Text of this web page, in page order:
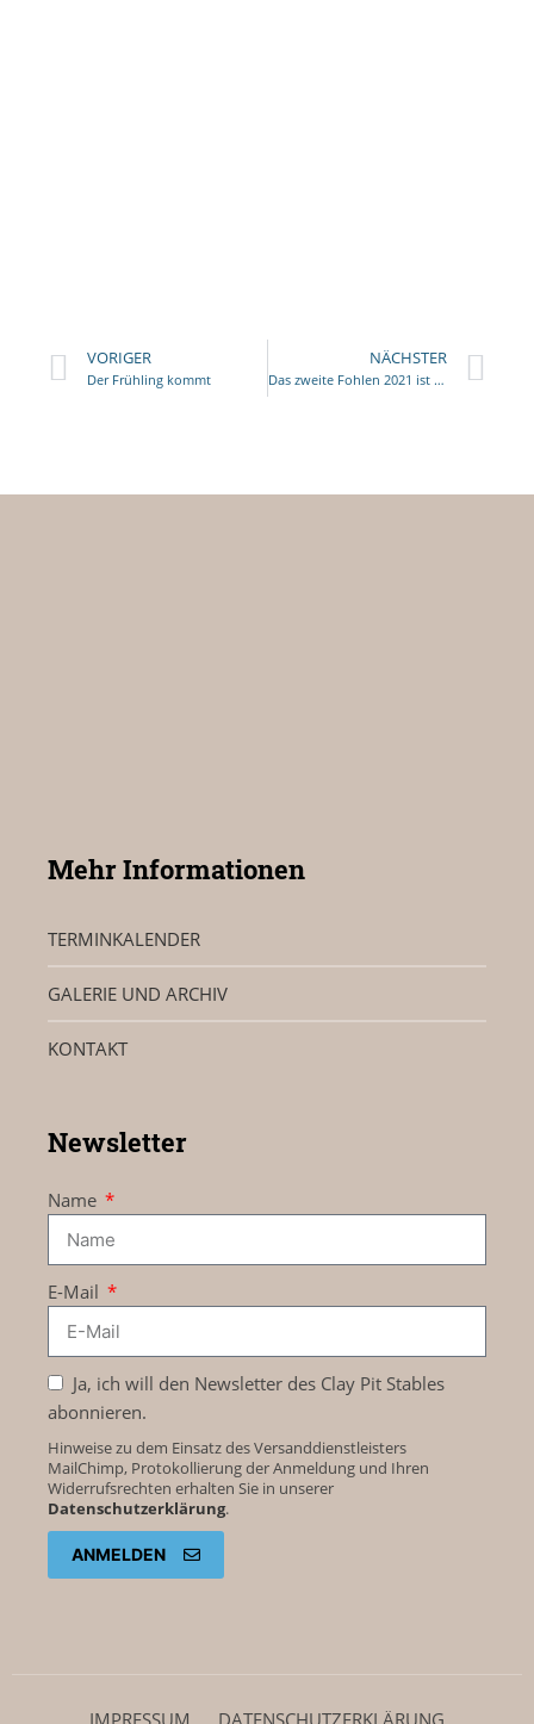
VORIGER
Der Frühling kommt
NÄCHSTER
Das zweite Fohlen 2021 ist geboren
Mehr Informationen
TERMINKALENDER
GALERIE UND ARCHIV
KONTAKT
Newsletter
Name
E-Mail
Ja, ich will den Newsletter des Clay Pit Stables
abonnieren.
Hinweise zu dem Einsatz des Versanddienstleisters
MailChimp, Protokollierung der Anmeldung und Ihren
Widerrufsrechten erhalten Sie in unserer
Datenschutzerklärung.
ANMELDEN
IMPRESSUM DATENSCHUTZ­ERKLÄRUNG